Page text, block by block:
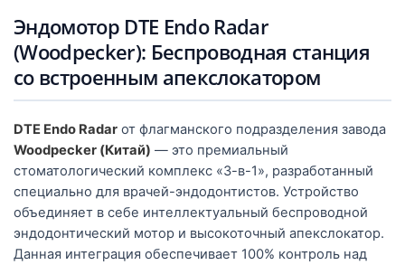
Эндомотор DTE Endo Radar
(Woodpecker): Беспроводная станция
со встроенным апекслокатором
DTE Endo Radar от флагманского подразделения завода
Woodpecker (Китай) — это премиальный
стоматологический комплекс «3-в-1», разработанный
специально для врачей-эндодонтистов. Устройство
объединяет в себе интеллектуальный беспроводной
эндодонтический мотор и высокоточный апекслокатор.
Данная интеграция обеспечивает 100% контроль над